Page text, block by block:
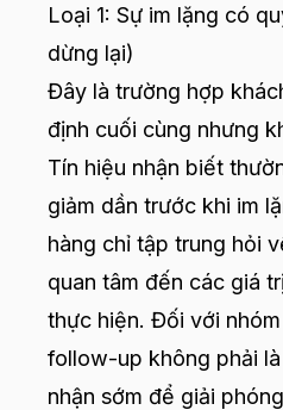
Loại 1: Sự im lặng có
dừng lại)
Đây là trường hợp
định cuối cùng nhưng
Tín hiệu nhận biết
giảm dần trước khi im
hàng chỉ tập trung hỏi
quan tâm đến các giá
thực hiện. Đối với
follow-up không phải
nhận sớm để giải